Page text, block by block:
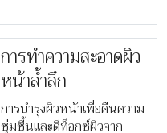
utmost safety and aid
relaxation and elasticity
of the skin. This
treatment is a luxurious
experience featuring a
skin-nourishing mask
​​การทำความสะอาดผิว
หน้าล้ำลึก​
​​การบำรุงผิวหน้าเพื่อคืนความ
ชุ่มชื้นและดีท็อกซ์ผิวจาก